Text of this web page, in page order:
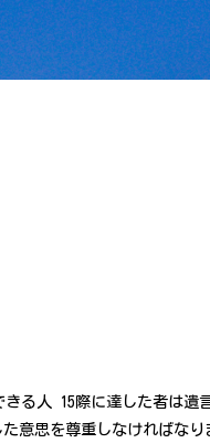
る人 15際に達した者は遺
意思を尊重しなければなり